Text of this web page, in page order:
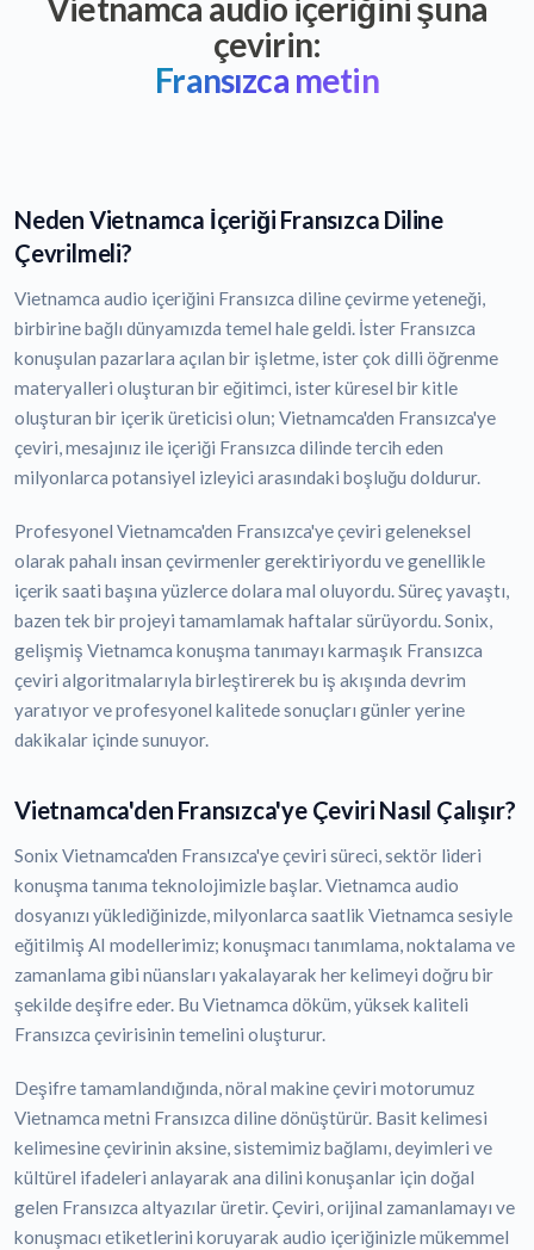
Vietnamca audio içeriğini şuna
çevirin:
Fransızca metin
Neden Vietnamca İçeriği Fransızca Diline
Çevrilmeli?
Vietnamca audio içeriğini Fransızca diline çevirme yeteneği,
birbirine bağlı dünyamızda temel hale geldi. İster Fransızca
konuşulan pazarlara açılan bir işletme, ister çok dilli öğrenme
materyalleri oluşturan bir eğitimci, ister küresel bir kitle
oluşturan bir içerik üreticisi olun; Vietnamca'den Fransızca'ye
çeviri, mesajınız ile içeriği Fransızca dilinde tercih eden
milyonlarca potansiyel izleyici arasındaki boşluğu doldurur.
Profesyonel Vietnamca'den Fransızca'ye çeviri geleneksel
olarak pahalı insan çevirmenler gerektiriyordu ve genellikle
içerik saati başına yüzlerce dolara mal oluyordu. Süreç yavaştı,
bazen tek bir projeyi tamamlamak haftalar sürüyordu. Sonix,
gelişmiş Vietnamca konuşma tanımayı karmaşık Fransızca
çeviri algoritmalarıyla birleştirerek bu iş akışında devrim
yaratıyor ve profesyonel kalitede sonuçları günler yerine
dakikalar içinde sunuyor.
Vietnamca'den Fransızca'ye Çeviri Nasıl Çalışır?
Sonix Vietnamca'den Fransızca'ye çeviri süreci, sektör lideri
konuşma tanıma teknolojimizle başlar. Vietnamca audio
dosyanızı yüklediğinizde, milyonlarca saatlik Vietnamca sesiyle
eğitilmiş AI modellerimiz; konuşmacı tanımlama, noktalama ve
zamanlama gibi nüansları yakalayarak her kelimeyi doğru bir
şekilde deşifre eder. Bu Vietnamca döküm, yüksek kaliteli
Fransızca çevirisinin temelini oluşturur.
Deşifre tamamlandığında, nöral makine çeviri motorumuz
Vietnamca metni Fransızca diline dönüştürür. Basit kelimesi
kelimesine çevirinin aksine, sistemimiz bağlamı, deyimleri ve
kültürel ifadeleri anlayarak ana dilini konuşanlar için doğal
gelen Fransızca altyazılar üretir. Çeviri, orijinal zamanlamayı ve
konuşmacı etiketlerini koruyarak audio içeriğinizle mükemmel